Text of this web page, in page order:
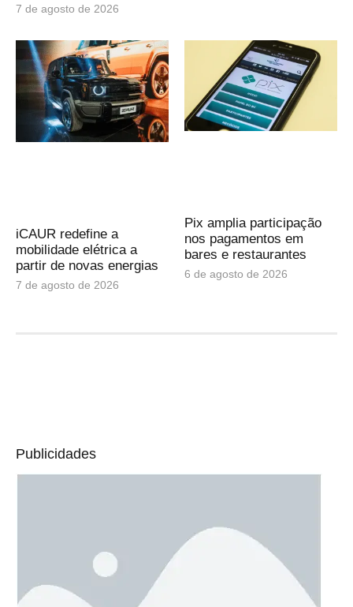
7 de agosto de 2026
iCAUR redefine a
mobilidade elétrica a
partir de novas energias
7 de agosto de 2026
Pix amplia participação
nos pagamentos em
bares e restaurantes
6 de agosto de 2026
Publicidades